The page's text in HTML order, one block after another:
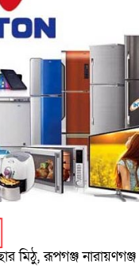
মিঠু, রূপগঞ্জ নারায়ণগঞ্জ